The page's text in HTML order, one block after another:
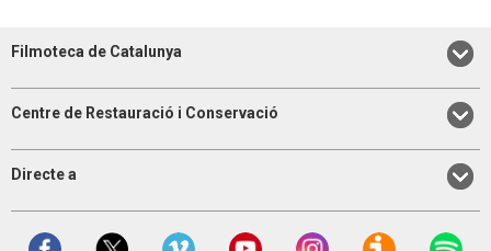
Filmoteca de Catalunya
Centre de Restauració i Conservació
Directe a